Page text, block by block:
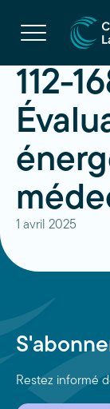
Ouvrir
la
navigation
site
112-
1 avril 2025
Restez informé